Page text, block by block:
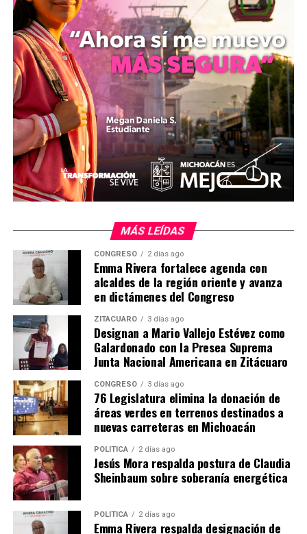
arteria.
Comparte con:
Me gusta esto:
Relacionado
Senguio y Maravatío ya son
4T: Mary Carmen Bernal
22 abril, 2024
Epitacio Huerta y Maravatío:
Mary Carmen Bernal
MÁS LEÍDAS
CONGRESO 2 días ago
Emma Rivera fortalece agenda con
alcaldes de la región oriente y avanza
en dictámenes del Congreso
ZITÁCUARO 3 días ago
Designan a Mario Vallejo Estévez como
Galardonado con la Presea Suprema
Junta Nacional Americana en Zitácuaro
CONGRESO 3 días ago
76 Legislatura elimina la donación de
áreas verdes en terrenos destinados a
nuevas carreteras en Michoacán
POLÍTICA 2 días ago
Jesús Mora respalda postura de Claudia
Sheinbaum sobre soberanía energética
POLÍTICA 2 días ago
Emma Rivera respalda designación de